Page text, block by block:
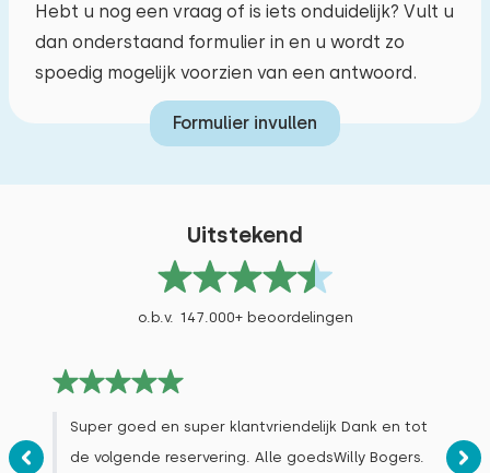
Hebt u nog een vraag of is iets onduidelijk? Vult u
dan onderstaand formulier in en u wordt zo
spoedig mogelijk voorzien van een antwoord.
Formulier invullen
Uitstekend
o.b.v. 147.000+ beoordelingen
Super goed en super klantvriendelijk Dank en tot
de volgende reservering. Alle goedsWilly Bogers.